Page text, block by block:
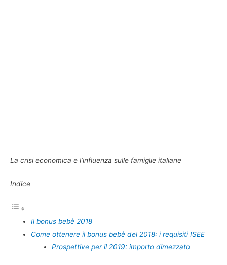
La crisi economica e l’influenza sulle famiglie italiane
Indice
Il bonus bebè 2018
Come ottenere il bonus bebè del 2018: i requisiti ISEE
Prospettive per il 2019: importo dimezzato